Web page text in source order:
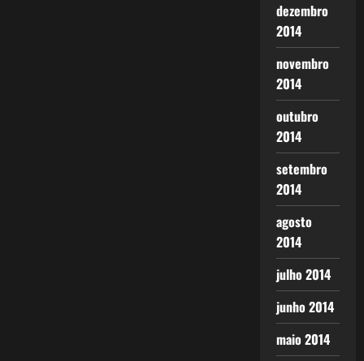
dezembro
2014
novembro
2014
outubro
2014
setembro
2014
agosto
2014
julho 2014
junho 2014
maio 2014